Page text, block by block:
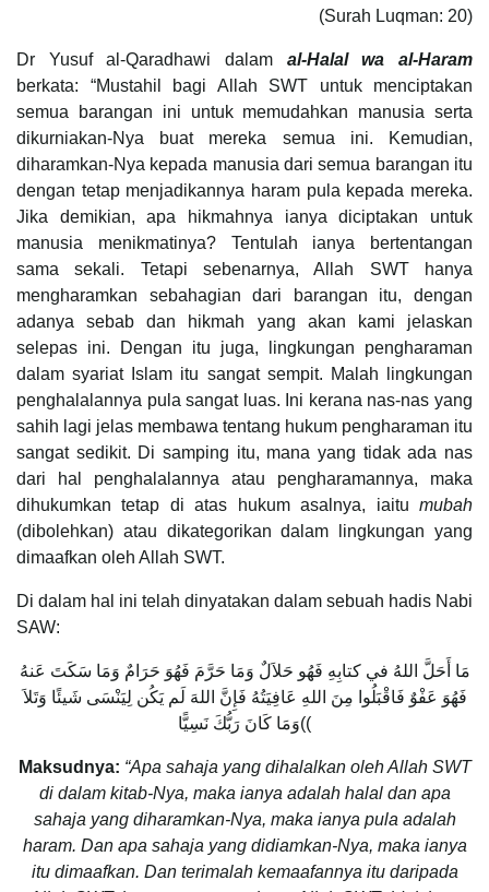
(Surah Luqman: 20)
Dr Yusuf al-Qaradhawi dalam al-Halal wa al-Haram
berkata: “Mustahil bagi Allah SWT untuk menciptakan
semua barangan ini untuk memudahkan manusia serta
dikurniakan-Nya buat mereka semua ini. Kemudian,
diharamkan-Nya kepada manusia dari semua barangan itu
dengan tetap menjadikannya haram pula kepada mereka.
Jika demikian, apa hikmahnya ianya diciptakan untuk
manusia menikmatinya? Tentulah ianya bertentangan
sama sekali. Tetapi sebenarnya, Allah SWT hanya
mengharamkan sebahagian dari barangan itu, dengan
adanya sebab dan hikmah yang akan kami jelaskan
selepas ini. Dengan itu juga, lingkungan pengharaman
dalam syariat Islam itu sangat sempit. Malah lingkungan
penghalalannya pula sangat luas. Ini kerana nas-nas yang
sahih lagi jelas membawa tentang hukum pengharaman itu
sangat sedikit. Di samping itu, mana yang tidak ada nas
dari hal penghalalannya atau pengharamannya, maka
dihukumkan tetap di atas hukum asalnya, iaitu mubah
(dibolehkan) atau dikategorikan dalam lingkungan yang
dimaafkan oleh Allah SWT.
Di dalam hal ini telah dinyatakan dalam sebuah hadis Nabi
SAW:
مَا أَحَلَّ اللهُ في كتابِهِ فَهُو حَلاَلٌ وَمَا حَرَّمَ فَهُوَ حَرَامٌ وَمَا سَكَتَ عَنهُ
فَهُوَ عَفْوٌ فَاقْبَلُوا مِنَ اللهِ عَافِيَتُهُ فَإِنَّ اللهَ لَم يَكُن لِيَنْسَى شَيئًا وَتَلاَ
)وَمَا كَانَ رَبُّكَ نَسِيًّا(
Maksudnya: “Apa sahaja yang dihalalkan oleh Allah SWT
di dalam kitab-Nya, maka ianya adalah halal dan apa
sahaja yang diharamkan-Nya, maka ianya pula adalah
haram. Dan apa sahaja yang didiamkan-Nya, maka ianya
itu dimaafkan. Dan terimalah kemaafannya itu daripada